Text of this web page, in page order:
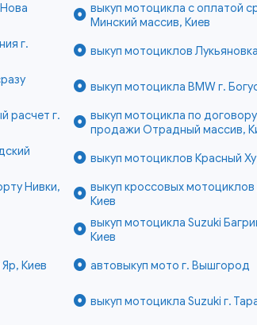
выкуп мотоцикла с оплатой
Минский массив, Киев
г.
выкуп мотоциклов
выкуп мотоцикла BMW г.
расчет г.
выкуп мотоцикла по
продажи Отрадный массив,
выкуп мотоциклов Красный
Нивки,
выкуп кроссовых мотоциклов
Киев
выкуп мотоцикла Suzuki
Киев
Киев
автовыкуп мото г. Вышгород
выкуп мотоцикла Suzuki г.